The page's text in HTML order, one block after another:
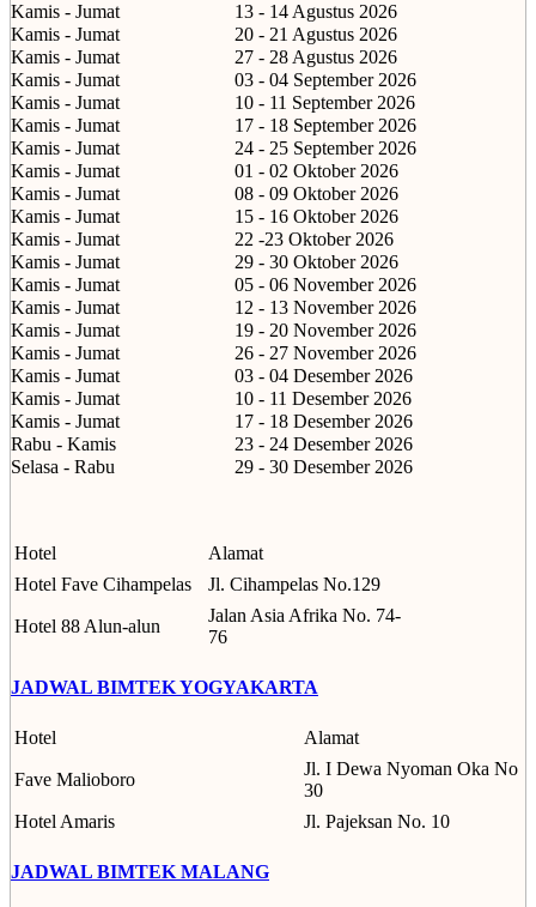
Kamis - Jumat
13 - 14 Agustus 2026
Kamis - Jumat
20 - 21 Agustus 2026
Kamis - Jumat
27 - 28 Agustus 2026
Kamis - Jumat
03 - 04 September 2026
Kamis - Jumat
10 - 11 September 2026
Kamis - Jumat
17 - 18 September 2026
Kamis - Jumat
24 - 25 September 2026
Kamis - Jumat
01 - 02 Oktober 2026
Kamis - Jumat
08 - 09 Oktober 2026
Kamis - Jumat
15 - 16 Oktober 2026
Kamis - Jumat
22 -23 Oktober 2026
Kamis - Jumat
29 - 30 Oktober 2026
Kamis - Jumat
05 - 06 November 2026
Kamis - Jumat
12 - 13 November 2026
Kamis - Jumat
19 - 20 November 2026
Kamis - Jumat
26 - 27 November 2026
Kamis - Jumat
03 - 04 Desember 2026
Kamis - Jumat
10 - 11 Desember 2026
Kamis - Jumat
17 - 18 Desember 2026
Rabu - Kamis
23 - 24 Desember 2026
Selasa - Rabu
29 - 30 Desember 2026
Hotel
Alamat
Hotel Fave Cihampelas
Jl. Cihampelas No.129
Hotel 88 Alun-alun
Jalan Asia Afrika No. 74-
76
JADWAL BIMTEK YOGYAKARTA
Hotel Alamat
Fave Malioboro
Jl. I Dewa Nyoman Oka No
30
Hotel Amaris
Jl. Pajeksan No. 10
JADWAL BIMTEK MALANG